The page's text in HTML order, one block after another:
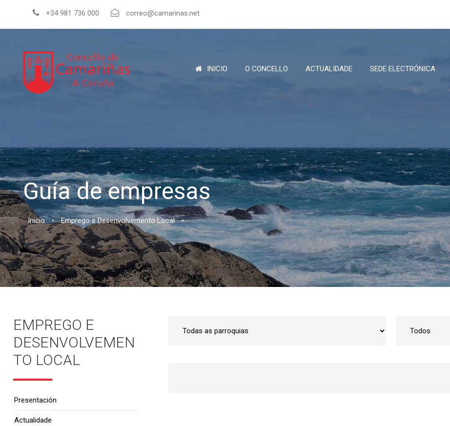
+34 981 736 000 correo@camarinas.net
INICIO O CONCELLO ACTUALIDADE SEDE ELECTRÓNICA
Guía de empresas
Inicio • Emprego e Desenvolvemento Local •
EMPREGO E
DESENVOLVEMEN
TO LOCAL
Presentación
Actualidade